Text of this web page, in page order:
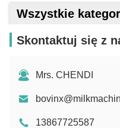
Wszystkie
Skontaktuj się z
Mrs. CHENDI
13867725587